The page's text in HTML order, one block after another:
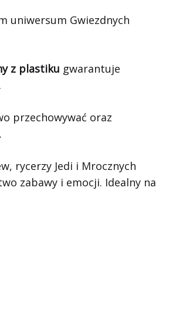
uniwersum Gwiezdnych
z plastiku gwarantuje
przechowywać oraz
rycerzy Jedi i Mrocznych
zabawy i emocji. Idealny na